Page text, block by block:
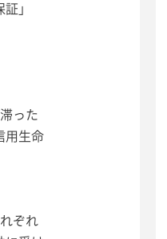
」
った
用生命
ぞれ